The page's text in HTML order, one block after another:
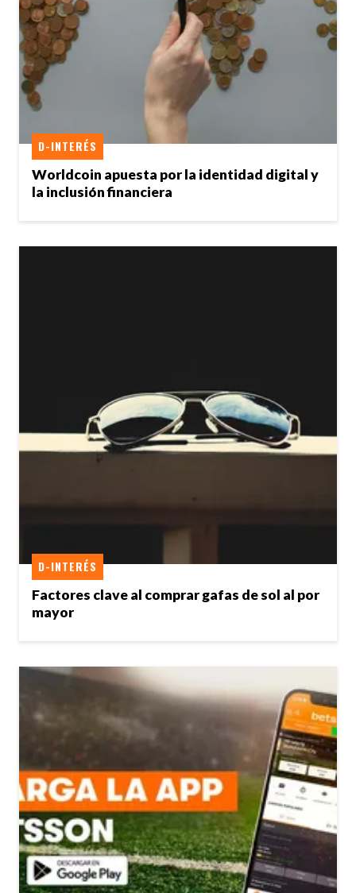
Worldcoin apuesta por la identidad digital y
la inclusión financiera
D-INTERÉS
Factores clave al comprar gafas de sol al por
mayor
D-INTERÉS